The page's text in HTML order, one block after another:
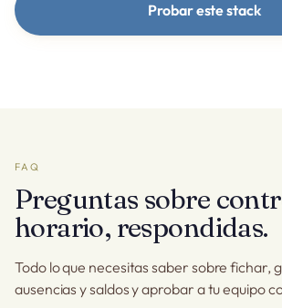
Probar este stack
FAQ
Preguntas sobre
horario, respondidas.
Todo lo que necesitas saber sobre fichar,
ausencias y saldos y aprobar a tu equipo